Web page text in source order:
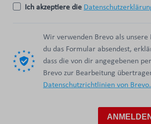
Ich akzeptiere die
Wir verwenden Brevo als
du das Formular absendest,
dass die von dir angegebenen
Brevo zur Bearbeitung
Datenschutzrichtlinien von Brevo.
ANMELDEN